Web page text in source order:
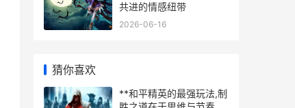
共进的情感纽带
2026-06-16
猜你喜欢
**和平精英的最强玩法,制